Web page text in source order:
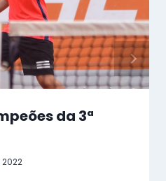
da 3ª